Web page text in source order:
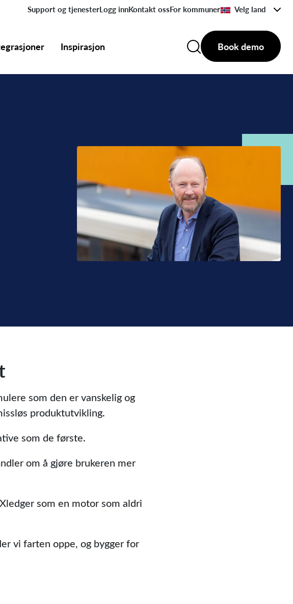
Support og tjenesterLogg innKontakt ossFor kommuner Velg land
Inspirasjon Book demo
som den er vanskelig og
produktutvikling.
som de første.
om å gjøre brukeren mer
som en motor som aldri
vi farten oppe, og bygger for